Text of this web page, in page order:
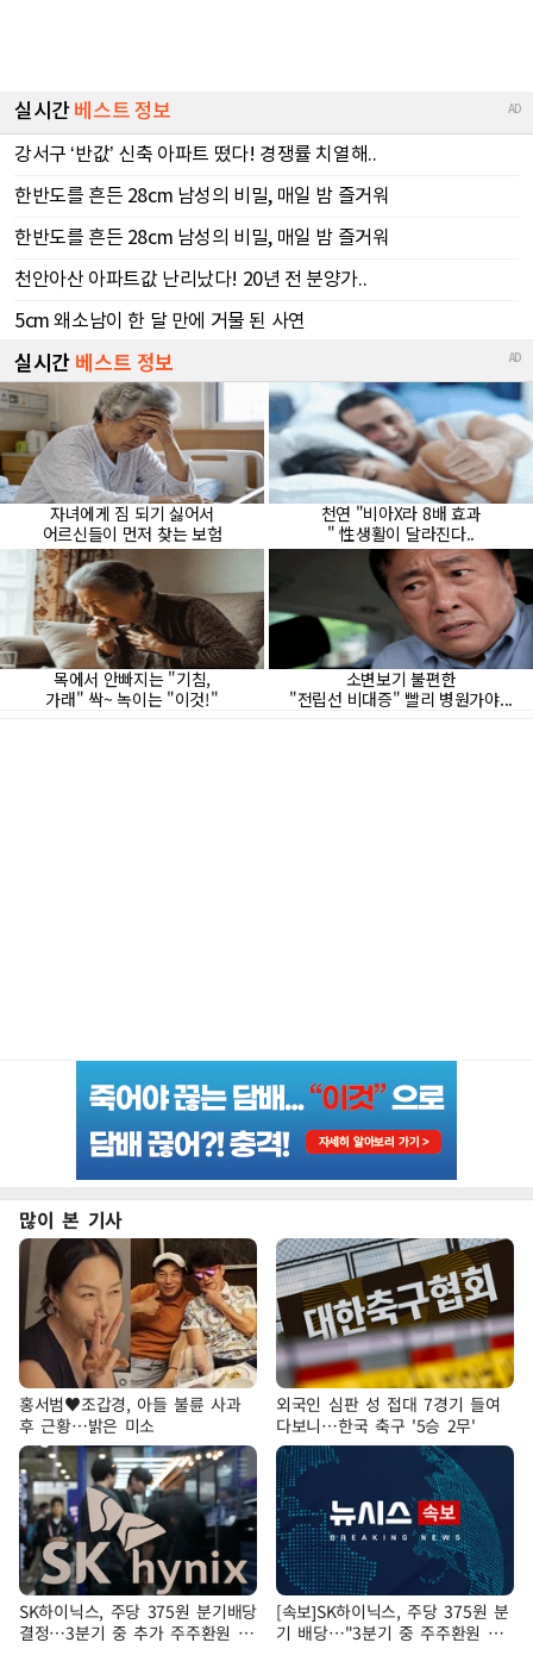
많이 본 기사
홍서범♥조갑경, 아들 불륜 사과
후 근황…밝은 미소
외국인 심판 성 접대 7경기 들여
다보니…한국 축구 '5승 2무'
SK하이닉스, 주당 375원 분기배당
결정…3분기 중 추가 주주환원 발
[속보]SK하이닉스, 주당 375원 분
기 배당…"3분기 중 주주환원 방